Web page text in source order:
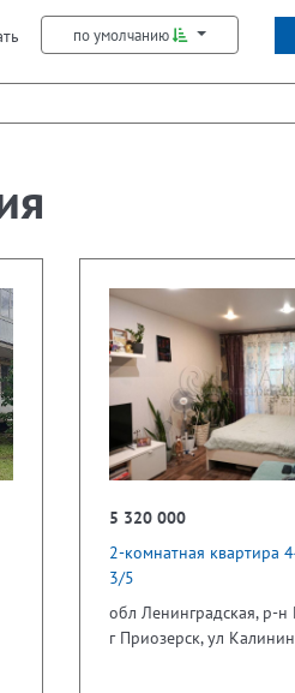
по умолчанию
5 320 000
2-комнатная квартира
3/5
обл Ленинградская, р-н
г Приозерск, ул